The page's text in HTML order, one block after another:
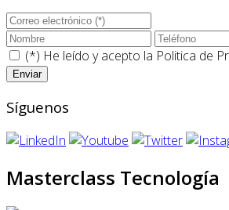
(*) He leído y acepto la Politica de
Síguenos
Masterclass Tecnología